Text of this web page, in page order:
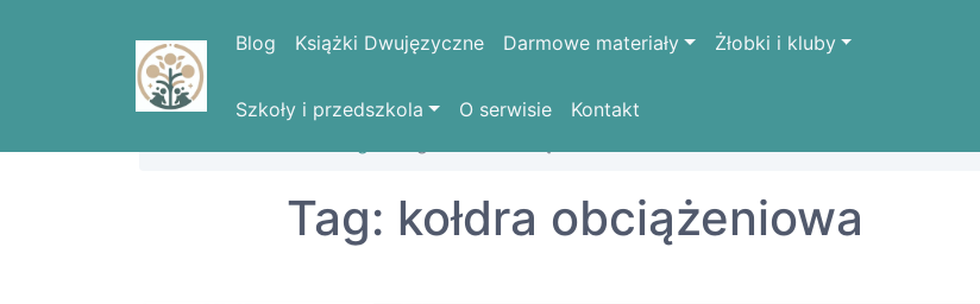
Blog Książki Dwujęzyczne Darmowe materiały Żłobki i kluby
Szkoły i przedszkola O serwisie Kontakt
Tag: kołdra obciążeniowa